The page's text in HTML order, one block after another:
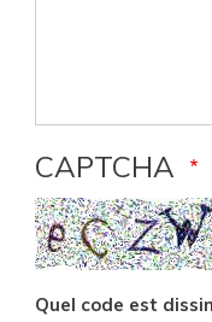
CAPTCHA
Quel code est